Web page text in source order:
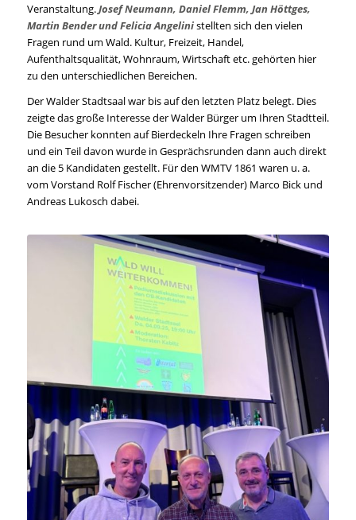
Veranstaltung.Josef Neumann, Daniel Flemm, Jan Höttges,
Martin Bender und Felicia Angelinistellten sich den vielen
Fragen rund um Wald. Kultur, Freizeit, Handel,
Aufenthaltsqualität, Wohnraum, Wirtschaft etc. gehörten hier
zu den unterschiedlichen Bereichen.
Der Walder Stadtsaal war bis auf den letzten Platz belegt. Dies
zeigte das große Interesse der Walder Bürger um Ihren Stadtteil.
Die Besucher konnten auf Bierdeckeln Ihre Fragen schreiben
und ein Teil davon wurde in Gesprächsrunden dann auch direkt
an die 5 Kandidaten gestellt. Für den WMTV 1861 waren u. a.
vom Vorstand Rolf Fischer (Ehrenvorsitzender) Marco Bick und
Andreas Lukosch dabei.